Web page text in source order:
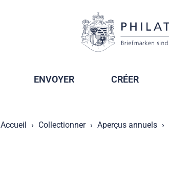
ENVOYER CRÉER
Accueil Collectionner Aperçus annuels